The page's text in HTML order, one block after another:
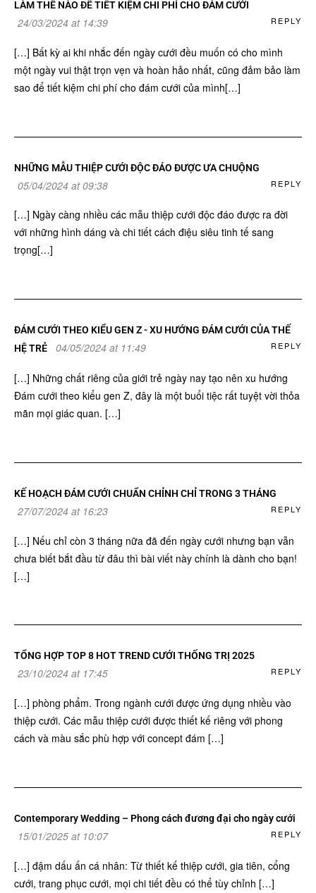
LÀM THẾ NÀO ĐỂ TIẾT KIỆM CHI PHÍ CHO ĐÁM CƯỚI
24/03/2024 at 14:39 REPLY
[…] Bất kỳ ai khi nhắc đến ngày cưới đều muốn có cho mình
một ngày vui thật trọn vẹn và hoàn hảo nhất, cũng đảm bảo làm
sao để tiết kiệm chi phí cho đám cưới của mình[…]
NHỮNG MẪU THIỆP CƯỚI ĐỘC ĐÁO ĐƯỢC ƯA CHUỘNG
05/04/2024 at 09:38 REPLY
[…] Ngày càng nhiều các mẫu thiệp cưới độc đáo được ra đời
với những hình dáng và chi tiết cách điệu siêu tinh tế sang
trọng[…]
ĐÁM CƯỚI THEO KIỂU GEN Z - XU HƯỚNG ĐÁM CƯỚI CỦA THẾ
HỆ TRẺ
04/05/2024 at 11:49 REPLY
[…] Những chất riêng của giới trẻ ngày nay tạo nên xu hướng
Đám cưới theo kiểu gen Z, đây là một buổi tiệc rất tuyệt vời thỏa
mãn mọi giác quan. […]
KẾ HOẠCH ĐÁM CƯỚI CHUẨN CHỈNH CHỈ TRONG 3 THÁNG
27/07/2024 at 16:23 REPLY
[…] Nếu chỉ còn 3 tháng nữa đã đến ngày cưới nhưng bạn vẫn
chưa biết bắt đầu từ đâu thì bài viết này chính là dành cho bạn!
[…]
TỔNG HỢP TOP 8 HOT TREND CƯỚI THỐNG TRỊ 2025
23/10/2024 at 17:45 REPLY
[…] phòng phẩm. Trong ngành cưới được ứng dụng nhiều vào
thiệp cưới. Các mẫu thiệp cưới được thiết kế riêng với phong
cách và màu sắc phù hợp với concept đám […]
Contemporary Wedding – Phong cách đương đại cho ngày cưới
15/01/2025 at 10:07 REPLY
[…] đậm dấu ấn cá nhân: Từ thiết kế thiệp cưới, gia tiên, cổng
cưới, trang phục cưới, mọi chi tiết đều có thể tùy chỉnh […]